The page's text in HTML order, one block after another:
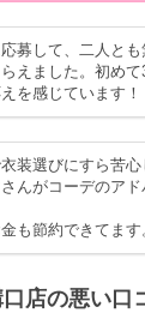
募して、二人と
えました。初め
を感じています！
装選びにすら苦
んがコーデのア
も節約できてます
店の悪い口